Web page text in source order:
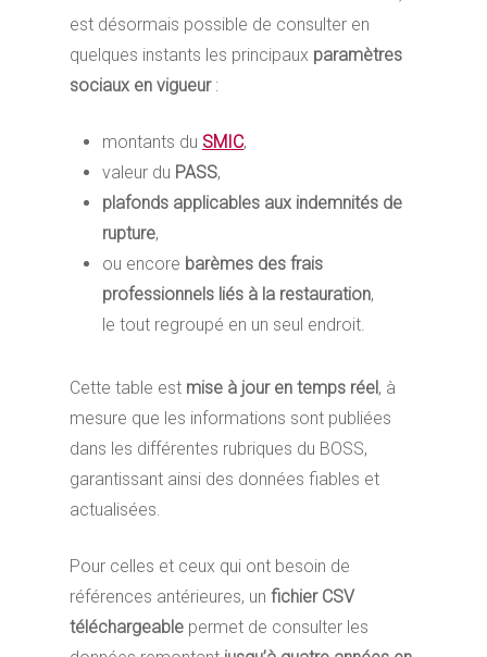
est désormais possible de consulter en
quelques instants les principaux paramètres
sociaux en vigueur:
montants du SMIC,
valeur du PASS,
plafonds applicables aux indemnités de
rupture,
ou encore barèmes des frais
professionnels liés à la restauration,
le tout regroupé en un seul endroit.
Cette table est mise à jour en temps réel, à
mesure que les informations sont publiées
dans les différentes rubriques du BOSS,
garantissant ainsi des données fiables et
actualisées.
Pour celles et ceux qui ont besoin de
références antérieures, unfichier CSV
téléchargeable permet de consulter les